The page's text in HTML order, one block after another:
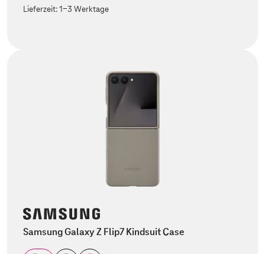
Lieferzeit:1-3 Werktage
Samsung Galaxy Z Flip7 Kindsuit Case